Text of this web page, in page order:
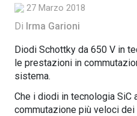
27 Marzo 2018
Di Irma Garioni
Diodi Schottky da 650 V in
le prestazioni in
sistema.
Che i diodi in tecnologia SiC
commutazione più veloci